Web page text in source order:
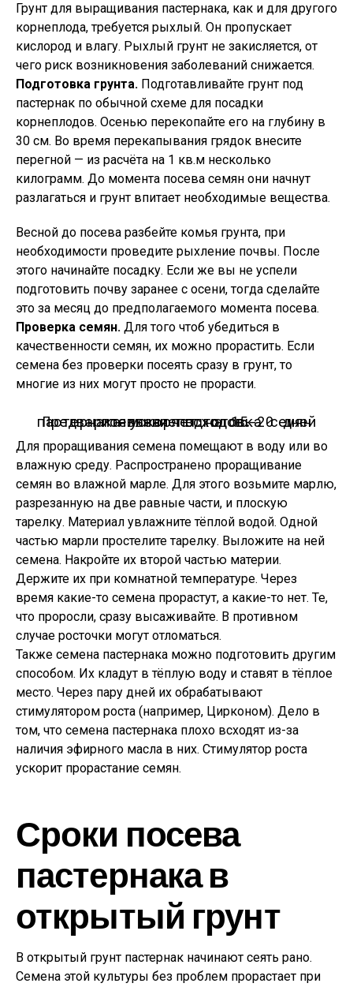
Грунт для выращивания пастернака, как и для другого
корнеплода, требуется рыхлый. Он пропускает
кислород и влагу. Рыхлый грунт не закисляется, от
чего риск возникновения заболеваний снижается.
Подготовка грунта. Подготавливайте грунт под
пастернак по обычной схеме для посадки
корнеплодов. Осенью перекопайте его на глубину в
30 см. Во время перекапывания грядок внесите
перегной — из расчёта на 1 кв.м несколько
килограмм. До момента посева семян они начнут
разлагаться и грунт впитает необходимые вещества.
Весной до посева разбейте комья грунта, при
необходимости проведите рыхление почвы. После
этого начинайте посадку. Если же вы не успели
подготовить почву заранее с осени, тогда сделайте
это за месяц до предполагаемого момента посева.
Проверка семян. Для того чтоб убедиться в
качественности семян, их можно прорастить. Если
семена без проверки посеять сразу в грунт, то
многие из них могут просто не прорасти.
Предварительная подготовка семян пастернака ускоряет на 15-20 дней появление всходов.
Для проращивания семена помещают в воду или во
влажную среду. Распространено проращивание
семян во влажной марле. Для этого возьмите марлю,
разрезанную на две равные части, и плоскую
тарелку. Материал увлажните тёплой водой. Одной
частью марли простелите тарелку. Выложите на ней
семена. Накройте их второй частью материи.
Держите их при комнатной температуре. Через
время какие-то семена прорастут, а какие-то нет. Те,
что проросли, сразу высаживайте. В противном
случае росточки могут отломаться.
Также семена пастернака можно подготовить другим
способом. Их кладут в тёплую воду и ставят в тёплое
место. Через пару дней их обрабатывают
стимулятором роста (например, Цирконом). Дело в
том, что семена пастернака плохо всходят из-за
наличия эфирного масла в них. Стимулятор роста
ускорит прорастание семян.
Сроки посева
пастернака в
открытый грунт
В открытый грунт пастернак начинают сеять рано.
Семена этой культуры без проблем прорастает при